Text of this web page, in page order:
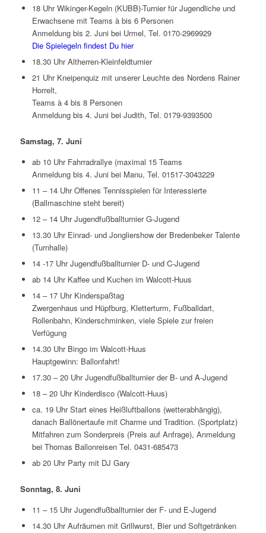
18 Uhr Wikinger-Kegeln (KUBB)-Turnier für Jugendliche und
Erwachsene mit Teams à bis 6 Personen
Anmeldung bis 2. Juni bei Urmel, Tel. 0170-2969929
Die Spielegeln findest Du hier
18.30 Uhr Altherren-Kleinfeldturnier
21 Uhr Kneipenquiz mit unserer Leuchte des Nordens Rainer
Horrelt,
Teams à 4 bis 8 Personen
Anmeldung bis 4. Juni bei Judith, Tel. 0179-9393500
Samstag, 7. Juni
ab 10 Uhr Fahrradrallye (maximal 15 Teams
Anmeldung bis 4. Juni bei Manu, Tel. 01517-3043229
11 – 14 Uhr Offenes Tennisspielen für Interessierte
(Ballmaschine steht bereit)
12 – 14 Uhr Jugendfußballturnier G-Jugend
13.30 Uhr Einrad- und Jongliershow der Bredenbeker Talente
(Turnhalle)
14 -17 Uhr Jugendfußballturnier D- und C-Jugend
ab 14 Uhr Kaffee und Kuchen im Walcott-Huus
14 – 17 Uhr Kinderspaßtag
Zwergenhaus und Hüpfburg, Kletterturm, Fußballdart,
Rollenbahn, Kinderschminken, viele Spiele zur freien
Verfügung
14.30 Uhr Bingo im Walcott-Huus
Hauptgewinn: Ballonfahrt!
17.30 – 20 Uhr Jugendfußballturnier der B- und A-Jugend
18 – 20 Uhr Kinderdisco (Walcott-Huus)
ca. 19 Uhr Start eines Heißluftballons (wetterabhängig),
danach Ballönertaufe mit Charme und Tradition. (Sportplatz)
Mitfahren zum Sonderpreis (Preis auf Anfrage), Anmeldung
bei Thomas Ballonreisen Tel. 0431-685473
ab 20 Uhr Party mit DJ Gary
Sonntag, 8. Juni
11 – 15 Uhr Jugendfußballturnier der F- und E-Jugend
14.30 Uhr Aufräumen mit Grillwurst, Bier und Softgetränken